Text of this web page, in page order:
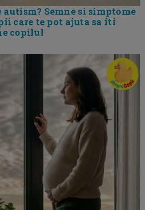
autism? Semne si simptome
care te pot ajuta sa iti
copilul